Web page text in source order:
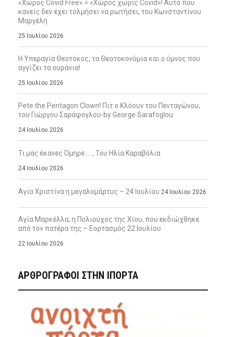
«Χώρος Covid Free» = «Χώρος χωρίς Covid»! Αυτό που
κανείς δεν έχει τολμήσει να ρωτήσει, του Κωνσταντίνου
Μαργέλη
25 Ιουλίου 2026
Η Υπεραγία Θεοτόκος, τα Θεοτοκονύμια και ο ύμνος που
αγγίζει τα ουράνια!
25 Ιουλίου 2026
Pete the Pentagon Clown! Πιτ ο Κλόουν του Πενταγώνου,
του Γιώργου Σαράφογλου-by George Sarafoglou
24 Ιουλίου 2026
Τι μας έκανες Όμηρε … , Του Ηλία Καραβόλια
24 Ιουλίου 2026
Αγία Χριστίνα η μεγαλομάρτυς – 24 Ιουλίου 24 Ιουλίου 2026
Αγία Μαρκέλλα, η Πολιούχος της Χίου, που εκδιώχθηκε
από τον πατέρα της – Εορτασμός 22 Ιουλίου
22 Ιουλίου 2026
ΑΡΘΡΟΓΡΑΦΟΙ ΣΤΗΝ IΠΟΡΤΑ